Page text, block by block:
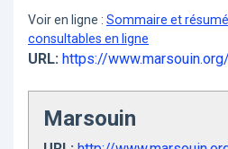
Voir en ligne : Sommaire et
consultables en ligne
URL: https://
Marsouin